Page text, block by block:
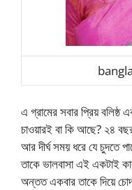
এ গ্রামের সবার প্রিয়
চাওয়ারই বা কি আছে? ২৪
আর দীর্ঘ সময় ধরে যে চুদতে
তাকে ভালবাসা এই একটাই
অন্তত একবার তাকে দিয়ে